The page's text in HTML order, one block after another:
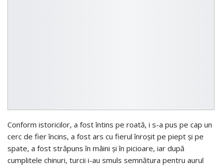
Conform istoricilor, a fost întins pe roată, i s-a pus pe cap un
cerc de fier încins, a fost ars cu fierul înroşit pe piept şi pe
spate, a fost străpuns în mâini şi în picioare, iar după
cumplitele chinuri, turcii i-au smuls semnătura pentru aurul